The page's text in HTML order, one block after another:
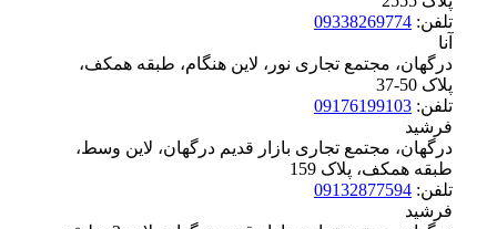
تلفن: 09338269774
آنا
درگهان، مجتمع تجاری نور، لاین هنگام، طبقه همکف،
پلاک ‪37-50
تلفن: 09176199103
فرشید
درگهان، مجتمع تجاری بازار قدیم درگهان، لاین وسط،
طبقه همکف، پلاک ‪159
تلفن: 09132877594
فرشید